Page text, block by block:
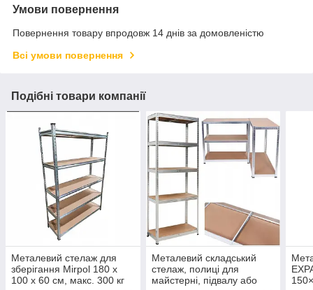
Умови повернення
Повернення товару впродовж 14 днів за домовленістю
Всі умови повернення
Подібні товари компанії
Металевий стелаж для
зберігання Mirpol 180 x
100 x 60 см, макс. 300 кг
Металевий складський
стелаж, полиці для
майстерні, підвалу або